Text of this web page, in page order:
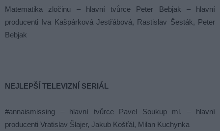
Matematika zločinu – hlavní tvůrce Peter Bebjak – hlavní
producenti Iva Kašpárková Jestřábová, Rastislav Šesták, Peter
Bebjak
NEJLEPŠÍ TELEVIZNÍ SERIÁL
#annaismissing – hlavní tvůrce Pavel Soukup ml. – hlavní
producenti Vratislav Šlajer, Jakub Košťál, Milan Kuchynka